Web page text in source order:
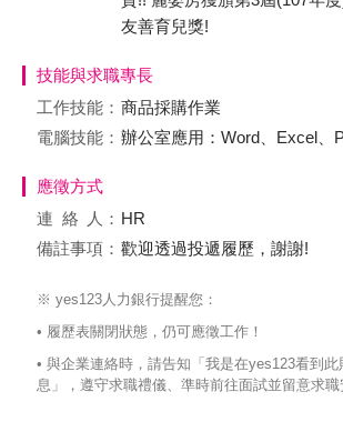
友善育兒獎!
技能與求職專長
工作技能： 商品採購作業
電腦技能： 辦公室應用：Word、Excel、
應徵方式
連絡
人： HR
備註事項： 歡迎透過投遞履歷，謝謝!
※ yes123人力銀行提醒您：
• 履歷表關閉狀態，仍可應徵工作！
• 與企業連絡時，請告知「我是在yes123看到此
息」，遵守求職禮儀、準時前往面試並留意求職